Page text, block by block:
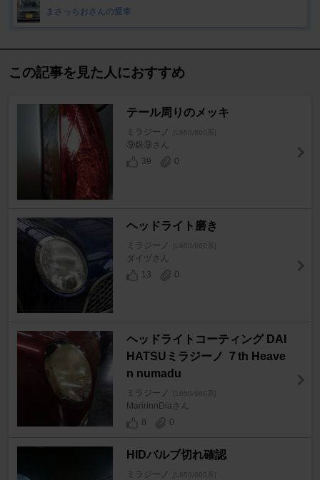
まさっちおさんの愛車
この記事を見た人におすすめ
テール周りのメッキ
ミラジーノ [L650/660系]
⑨銀⑨さん
39
0
ヘッドライト磨き
ミラジーノ [L650/660系]
ダイヅさん
13
0
ヘッドライトコーティング DAI
HATSUミラジーノ ７th Heave
n numadu
ミラジーノ [L650/660系]
MaririnnDiaさん
8
0
HIDバルブ切れ確認
ミラジーノ [L650/660系]